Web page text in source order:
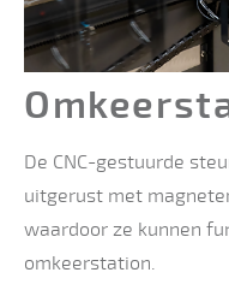
Omkeer
De CNC-gestuurde
uitgerust met
waardoor ze kunnen
omkeerstation.